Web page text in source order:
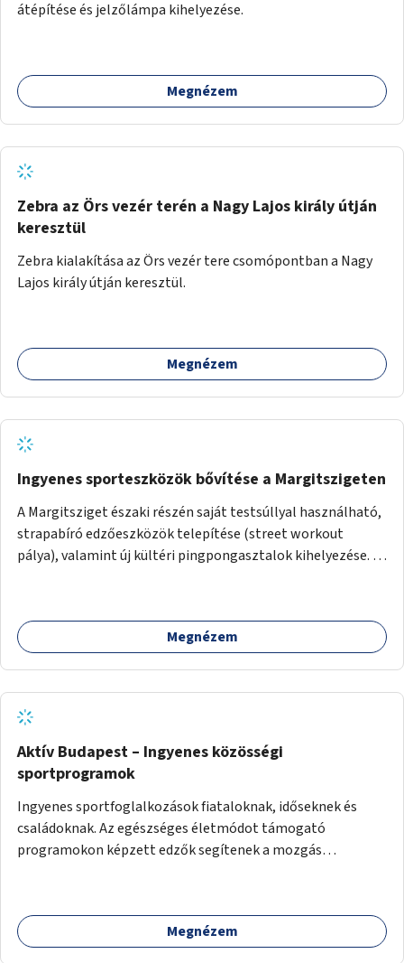
átépítése és jelzőlámpa kihelyezése.
Megnézem
Zebra az Örs vezér terén a Nagy Lajos király útján
keresztül
Zebra kialakítása az Örs vezér tere csomópontban a Nagy
Lajos király útján keresztül.
Megnézem
Ingyenes sporteszközök bővítése a Margitszigeten
A Margitsziget északi részén saját testsúllyal használható,
strapabíró edzőeszközök telepítése (street workout
pálya), valamint új kültéri pingpongasztalok kihelyezése. A
népszerű, ingyenes sportolási lehetőség válna elérhetővé a
sziget északi felén, ahol jelenleg egyetlen asztal sem
Megnézem
Aktív Budapest – Ingyenes közösségi
sportprogramok
Ingyenes sportfoglalkozások fiataloknak, időseknek és
családoknak. Az egészséges életmódot támogató
programokon képzett edzők segítenek a mozgás
Megnézem